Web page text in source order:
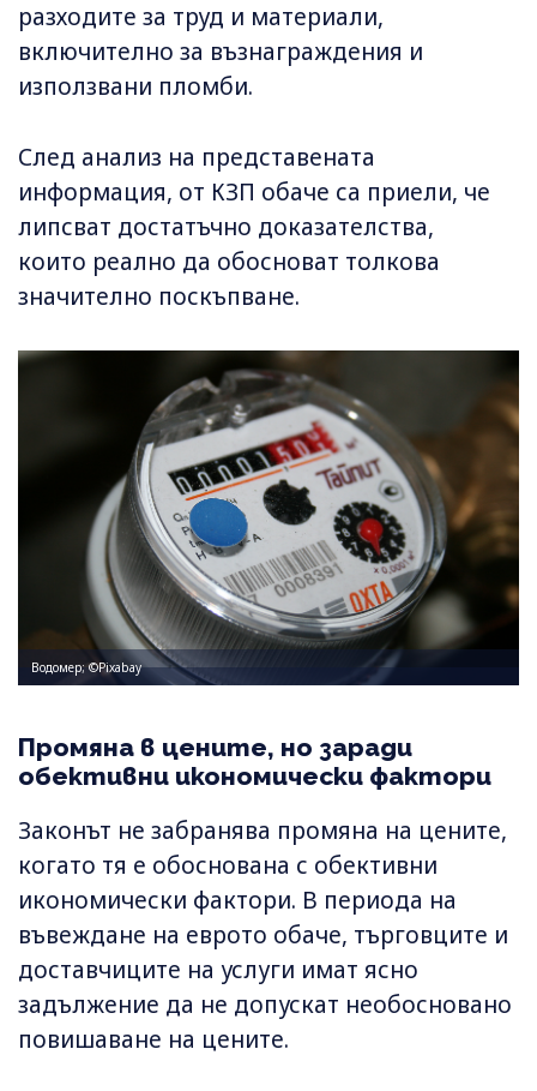
разходите за труд и материали,
включително за възнаграждения и
използвани пломби.
След анализ на представената
информация, от КЗП обаче са приели, че
липсват достатъчно доказателства,
които реално да обосноват толкова
значително поскъпване.
Водомер; ©Pixabay
Промяна в цените, но заради
обективни икономически фактори
Законът не забранява промяна на цените,
когато тя е обоснована с обективни
икономически фактори. В периода на
въвеждане на еврото обаче, търговците и
доставчиците на услуги имат ясно
задължение да не допускат необосновано
повишаване на цените.